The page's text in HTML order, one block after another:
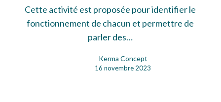
extraordinaire
Cette activité est proposée pour identifier le
fonctionnement de chacun et permettre de
parler des…
Kerma Concept
16 novembre 2023